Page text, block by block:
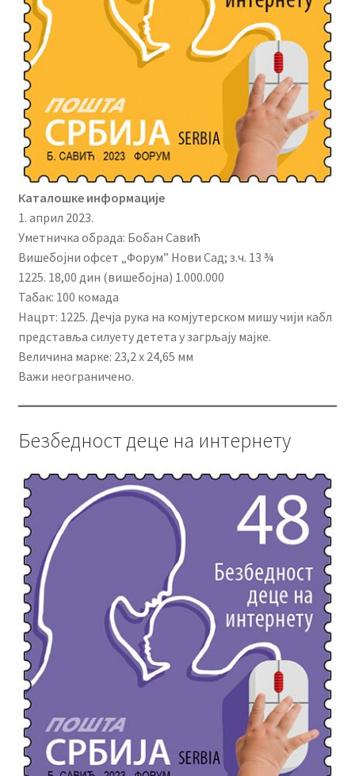
Каталошке информације
1. април 2023.
Уметничка обрада: Бобан Савић
Вишебојни офсет „Форум” Нови Сад; з.ч. 13 ¾
1225. 18,00 дин (вишебојна) 1.000.000
Табак: 100 комада
Нацрт: 1225. Дечја рука на комјутерском мишу чији кабл
представља силуету детета у загрљају мајке.
Величина марке: 23,2 x 24,65 мм
Важи неограничено.
Безбедност деце на интернету